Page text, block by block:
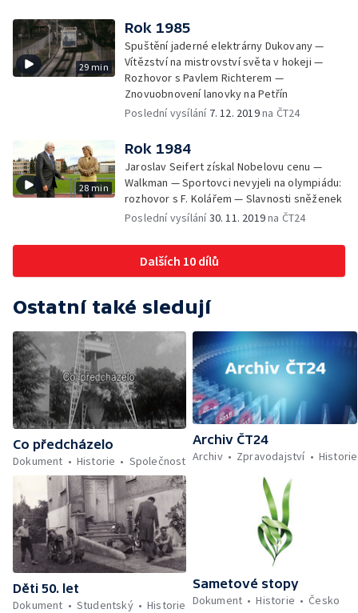
29 min
Rok 1985
Spuštění jaderné elektrárny Dukovany —
Vítězství na mistrovství světa v hokeji —
Rozhovor s Pavlem Richterem —
Znovuobnovení lanovky na Petřín
Poslední vysílání 7. 12. 2019na ČT24
28 min
Rok 1984
Jaroslav Seifert získal Nobelovu cenu —
Walkman — Sportovci nevyjeli na olympiádu:
rozhovor s F. Kolářem — Slavnosti sněženek
Poslední vysílání30. 11. 2019na ČT24
Dalších 10 dílů
Ostatní také sledují
Co předcházelo
Dokument
Historie Společnost
Archiv ČT24
Archiv
Zpravodajství Historie
Děti 50. let
Dokument
Studentský Historie
Sametové stopy
Dokument
Historie Česko